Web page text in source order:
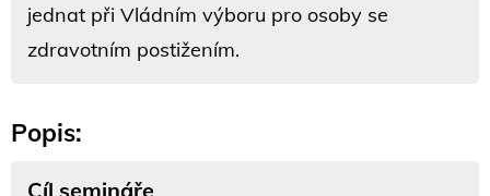
jednat při Vládním výboru pro osoby se
zdravotním postižením.
Popis:
Cíl semináře